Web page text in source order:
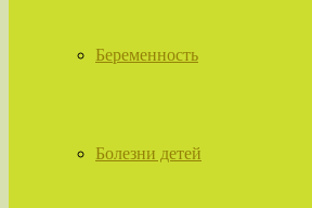
Беременность
Болезни детей